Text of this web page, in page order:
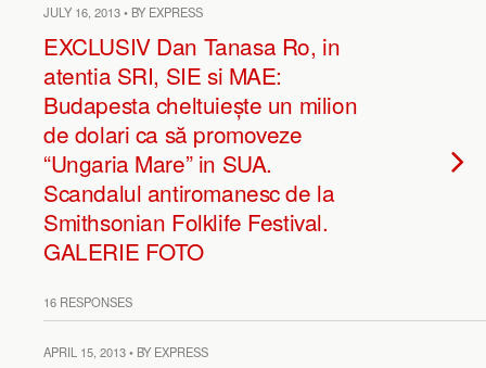
JULY 16, 2013 • BY EXPRESS
EXCLUSIV Dan Tanasa Ro, in
atentia SRI, SIE si MAE:
Budapesta cheltuiește un milion
de dolari ca să promoveze
“Ungaria Mare” in SUA.
Scandalul antiromanesc de la
Smithsonian Folklife Festival.
GALERIE FOTO
16 RESPONSES
APRIL 15, 2013 • BY EXPRESS